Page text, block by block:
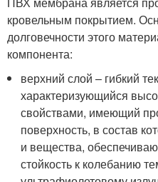
кровельным покрытием.
долговечности этого
компонента:
верхний слой – гибкий
характеризующийся
свойствами, имеющий
поверхность, в состав
и вещества,
стойкость к колебанию